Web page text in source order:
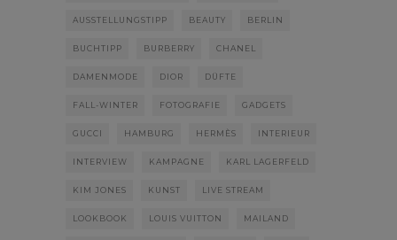
AUSSTELLUNGSTIPP BEAUTY BERLIN
BUCHTIPP BURBERRY CHANEL
DAMENMODE DIOR DÜFTE
FALL-WINTER FOTOGRAFIE GADGETS
GUCCI HAMBURG HERMÈS INTERIEUR
INTERVIEW KAMPAGNE KARL LAGERFELD
KIM JONES KUNST LIVE STREAM
LOOKBOOK LOUIS VUITTON MAILAND